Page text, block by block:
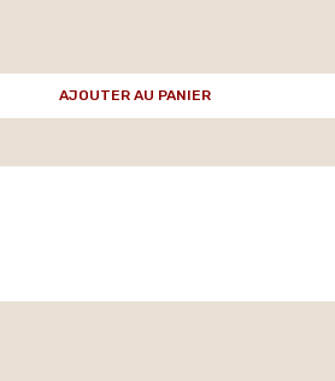
AJOUTER AU PANIER